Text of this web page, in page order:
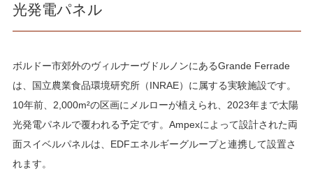
光発電パネル
ボルドー市郊外のヴィルナーヴドルノンにあるGrande Ferrade
は、国立農業食品環境研究所（INRAE）に属する実験施設です。
10年前、2,000m²の区画にメルローが植えられ、2023年まで太陽
光発電パネルで覆われる予定です。Ampexによって設計された両
面スイベルパネルは、EDFエネルギーグループと連携して設置さ
れます。